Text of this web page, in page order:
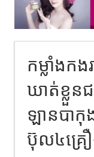
កម្លាំងកង
ឃាត់ខ្លួន
ឡានបាកុ
ប៊ុល៤គ្រ